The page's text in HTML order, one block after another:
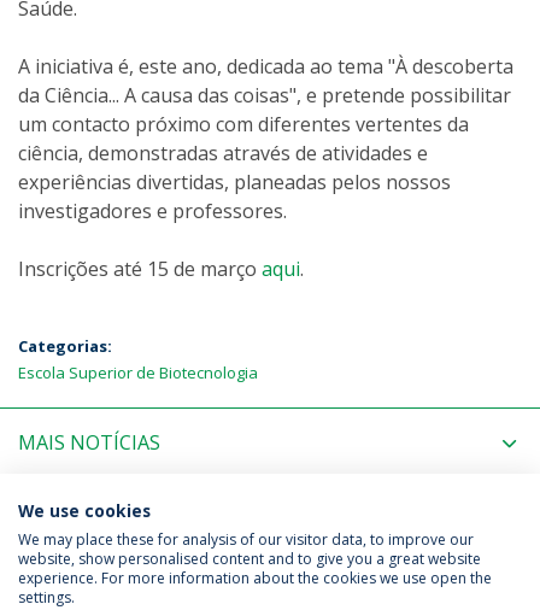
Saúde.
A iniciativa é, este ano, dedicada ao tema "À descoberta
da Ciência... A causa das coisas", e pretende possibilitar
um contacto próximo com diferentes vertentes da
ciência, demonstradas através de atividades e
experiências divertidas, planeadas pelos nossos
investigadores e professores.
Inscrições até 15 de março aqui.
Categorias:
Escola Superior de Biotecnologia
MAIS NOTÍCIAS
PRÓXIMOS EVENTOS
Política de Privacidade
Termos & Condições
We use cookies
We may place these for analysis of our visitor data, to improve our
website, show personalised content and to give you a great website
experience. For more information about the cookies we use open the
settings.